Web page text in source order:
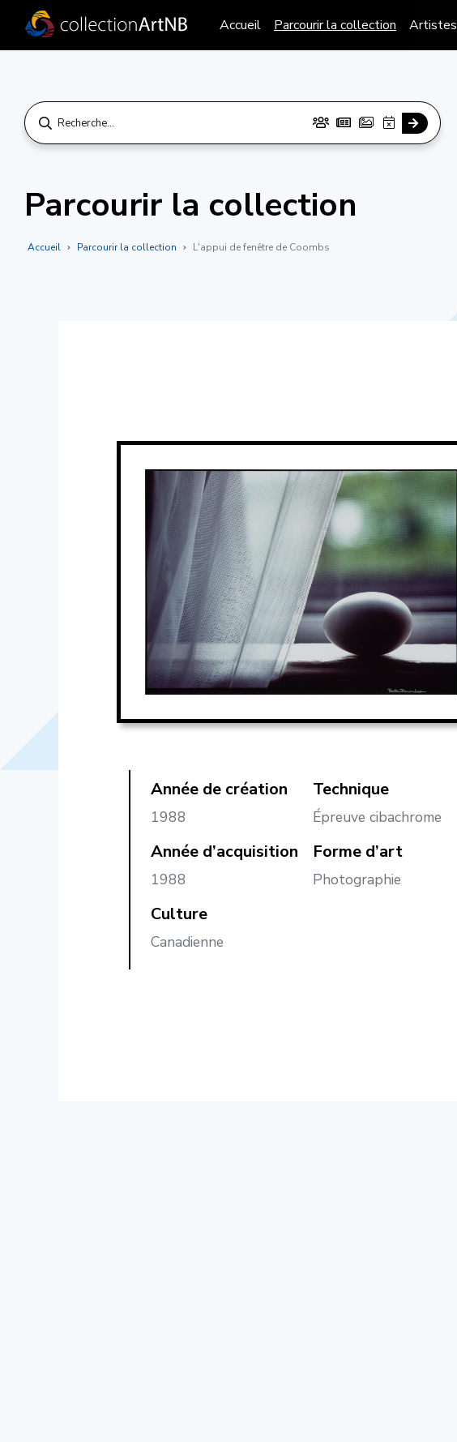
Accueil Parcourir la collection Artistes
Parcourir la collection
Accueil Parcourir la collection L'appui de fenêtre de Coombs
Année de création
1988
Année d’acquisition
1988
Culture
Canadienne
Technique
Épreuve cibachrome
Forme d’art
Photographie